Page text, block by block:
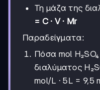
Τη μάζα της
= C · V · Mr
Παραδείγματα:
Πόσα mol
διαλύματος
mol/L · 5L = 9,5